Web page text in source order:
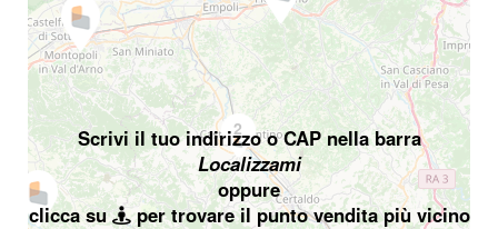
Scrivi il tuo indirizzo o CAP nella barra
Localizzami
oppure
clicca su
per trovare il punto vendita più vicino
2